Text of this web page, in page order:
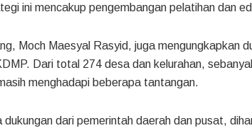
ini mencakup pengembangan pelatihan dan
Moch Maesyal Rasyid, juga mengungkapkan
Dari total 274 desa dan kelurahan,
menghadapi beberapa tantangan.
dukungan dari pemerintah daerah dan pusat,